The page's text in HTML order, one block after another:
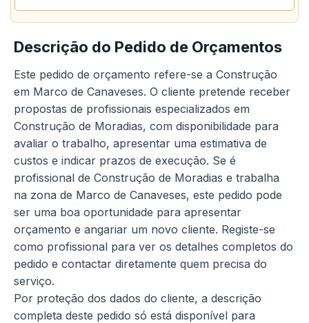
Descrição do Pedido de Orçamentos
Este pedido de orçamento refere-se a Construção
em Marco de Canaveses. O cliente pretende receber
propostas de profissionais especializados em
Construção de Moradias, com disponibilidade para
avaliar o trabalho, apresentar uma estimativa de
custos e indicar prazos de execução. Se é
profissional de Construção de Moradias e trabalha
na zona de Marco de Canaveses, este pedido pode
ser uma boa oportunidade para apresentar
orçamento e angariar um novo cliente. Registe-se
como profissional para ver os detalhes completos do
pedido e contactar diretamente quem precisa do
serviço.
Por proteção dos dados do cliente, a descrição
completa deste pedido só está disponível para